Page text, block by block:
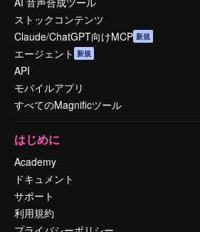
ストックコンテンツ
Claude/ChatGPT向けMCP 新規
エージェント 新規
API
モバイルアプリ
すべてのMagnificツール
はじめに
Academy
ドキュメント
サポート
利用規約